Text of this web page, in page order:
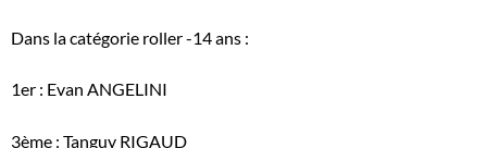
Dans la catégorie roller -14 ans :
1er : Evan ANGELINI
3ème : Tanguy RIGAUD